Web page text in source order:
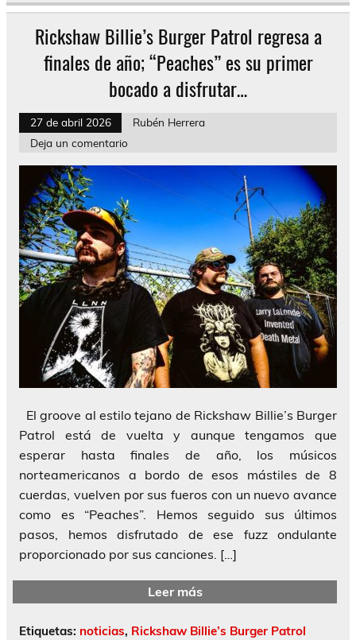
Rickshaw Billie’s Burger Patrol regresa a
finales de año; “Peaches” es su primer
bocado a disfrutar…
27 de abril 2026
Rubén Herrera
Deja un comentario
El groove al estilo tejano de Rickshaw Billie’s Burger
Patrol está de vuelta y aunque tengamos que
esperar hasta finales de año, los músicos
norteamericanos a bordo de esos mástiles de 8
cuerdas, vuelven por sus fueros con un nuevo avance
como es “Peaches”. Hemos seguido sus últimos
pasos, hemos disfrutado de ese fuzz ondulante
proporcionado por sus canciones. […]
Leer más
Etiquetas: noticias, Rickshaw Billie’s Burger Patrol